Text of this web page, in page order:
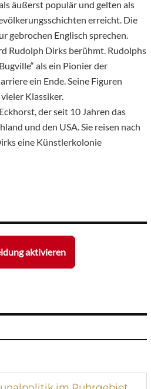
äußerst populär und gelten als
erreicht. Die
gebrochen Englisch sprechen.
Rudolph Dirks berühmt. Rudolphs
als ein Pionier der
ein Ende. Seine Figuren
Klassiker.
der seit 10 Jahren das
und den USA. Sie reisen nach
eine Künstlerkolonie
aktivieren